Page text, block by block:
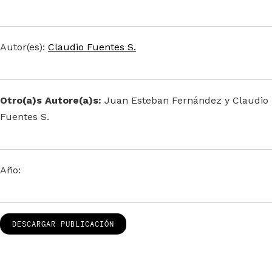
Autor(es): Claudio Fuentes S.
Otro(a)s Autore(a)s: Juan Esteban Fernández y Claudio
Fuentes S.
Año:
DESCARGAR PUBLICACIÓN